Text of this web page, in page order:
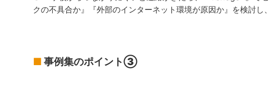
クの不具合か』『外部のインターネット環境が原因か』を検討し
■ 事例集のポイント③